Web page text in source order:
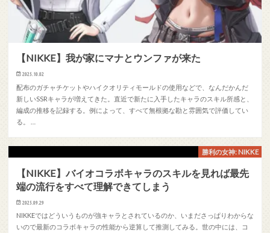
【NIKKE】我が家にマナとウンファが来た
2025.10.02
配布のガチャチケットやハイクオリティモールドの使用などで、なんだかんだ
新しいSSRキャラが増えてきた。直近で新たに入手したキャラのスキル所感と、
編成の推移を記録する。例によって、すべて無根拠な勘と雰囲気で評価してい
る。 …
勝利の女神: NIKKE
【NIKKE】バイオコラボキャラのスキルを見れば最先
端の流行をすべて理解できてしまう
2025.09.29
NIKKEではどういうものが強キャラとされているのか、いまださっぱりわからな
いので最新のコラボキャラの性能から逆算して推測してみる。世の中には、コ